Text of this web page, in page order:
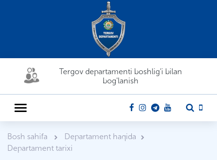
Tergov departamenti boshlig'i bilan
bog'lanish
Bosh sahifa
Departament haqida
Departament tarixi